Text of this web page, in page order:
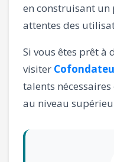
en construisant
attentes des
Si vous êtes prêt à
visiter
talents
au niveau